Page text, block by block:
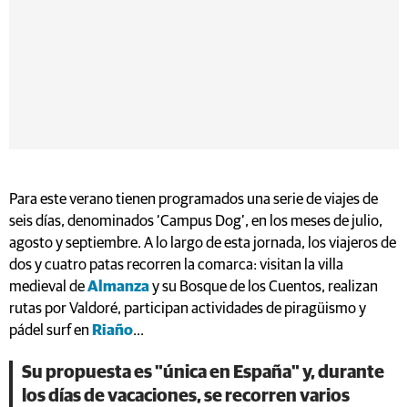
Para este verano tienen programados una serie de viajes de
seis días, denominados ‘Campus Dog’, en los meses de julio,
agosto y septiembre. A lo largo de esta jornada, los viajeros de
dos y cuatro patas recorren la comarca: visitan la villa
medieval deAlmanzay su Bosque de los Cuentos, realizan
rutas por Valdoré, participan actividades de piragüismo y
pádel surf en Riaño...
Su propuesta es "única en España" y, durante
los días de vacaciones, se recorren varios